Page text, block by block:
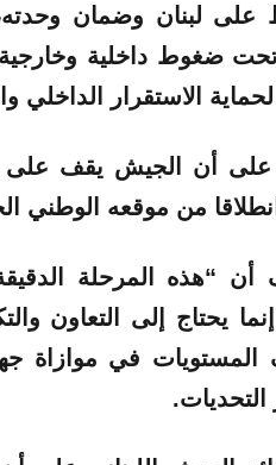
على لبنان وضمان
ضغوط داخلية
الاستقرار الداخلي
أن الجيش يقف على
من موقعه الوطني
أن “هذه المرحلة
يحتاج إلى التعاون
المستويات في موازاة
التحديات.